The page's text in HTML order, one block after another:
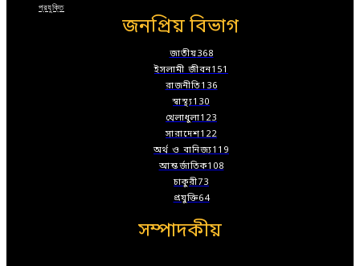
প্রযুক্তি
জনপ্রিয় বিভাগ
জাতীয়368
ইসলামী জীবন151
রাজনীতি136
স্বাস্থ্য130
খেলাধুলা123
সারাদেশ122
অর্থ ও বানিজ্য119
আন্তর্জাতিক108
চাকুরী73
প্রযুক্তি64
সম্পাদকীয়